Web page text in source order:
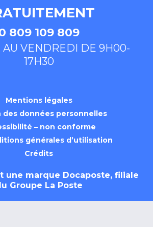
809 109 809
AU VENDREDI DE 9H00-
17H30
Mentions légales
des données personnelles
– non conforme
générales d’utilisation
Crédits
une marque Docaposte, filiale
Groupe La Poste